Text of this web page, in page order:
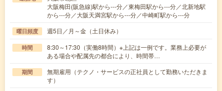
大阪梅田(阪急線)駅から---分／東梅田駅から---分／北新地駅
から---分／大阪天満宮駅から---分／中崎町駅から---分
曜日頻度 週5日／月～金（土日休み）
時間
8:30～17:30（実働8時間）※上記は一例です。業務上必要が
ある場合や配属先の都合により、時間帯…
期間
無期雇用（テクノ・サービスの正社員として勤務いただきま
す）